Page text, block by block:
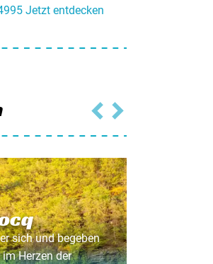
Jetzt entdecken
sich und begeben
Herzen der